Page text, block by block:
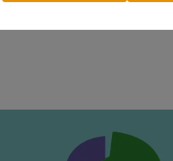
Angèle et Amélie Lens dévoilent